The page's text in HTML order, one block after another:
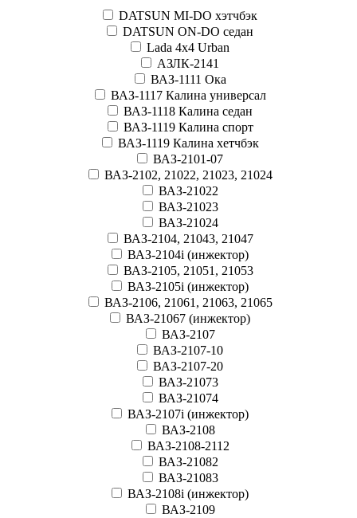
DATSUN MI-DO хэтчбэк
DATSUN ON-DO седан
Lada 4x4 Urban
АЗЛК-2141
ВАЗ-1111 Ока
ВАЗ-1117 Калина универсал
ВАЗ-1118 Калина седан
ВАЗ-1119 Калина спорт
ВАЗ-1119 Калина хетчбэк
ВАЗ-2101-07
ВАЗ-2102, 21022, 21023, 21024
ВАЗ-21022
ВАЗ-21023
ВАЗ-21024
ВАЗ-2104, 21043, 21047
ВАЗ-2104i (инжектор)
ВАЗ-2105, 21051, 21053
ВАЗ-2105i (инжектор)
ВАЗ-2106, 21061, 21063, 21065
ВАЗ-21067 (инжектор)
ВАЗ-2107
ВАЗ-2107-10
ВАЗ-2107-20
ВАЗ-21073
ВАЗ-21074
ВАЗ-2107i (инжектор)
ВАЗ-2108
ВАЗ-2108-2112
ВАЗ-21082
ВАЗ-21083
ВАЗ-2108i (инжектор)
ВАЗ-2109